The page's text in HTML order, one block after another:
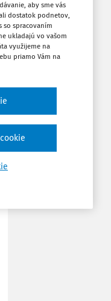
Zdieľať
aby sme vás
dostatok podnetov,
so spracovaním
ukladajú vo vašom
využijeme na
priamo Vám na